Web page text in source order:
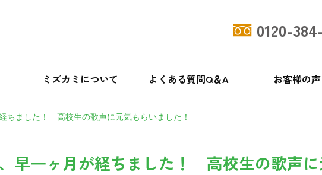
0120-
ミズカミについて よくある質問Q＆A お客様の声
ちました！ 高校生の歌声に元気もらいました！
早一ヶ月が経ちました！ 高校生の歌声